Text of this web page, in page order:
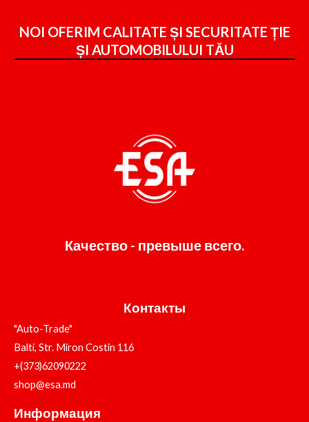
NOI OFERIM CALITATE ȘI SECURITATE ȚIE
ȘI AUTOMOBILULUI TĂU
Качество - превыше всего.
Контакты
"Auto-Trade"
Balti, Str. Miron Costin 116
+(373)62090222
shop@esa.md
Информация